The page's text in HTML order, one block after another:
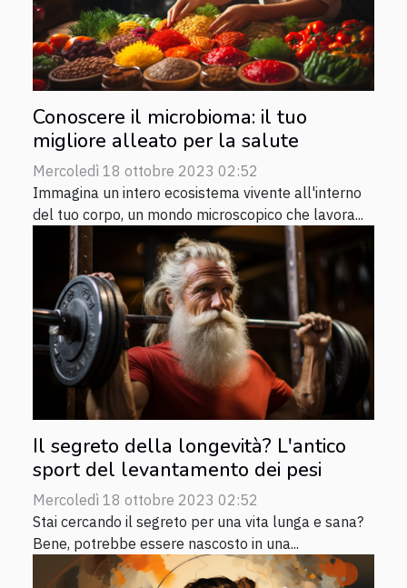
Conoscere il microbioma: il tuo
migliore alleato per la salute
Mercoledì 18 ottobre 2023 02:52
Immagina un intero ecosistema vivente all'interno
del tuo corpo, un mondo microscopico che lavora...
Il segreto della longevità? L'antico
sport del levantamento dei pesi
Mercoledì 18 ottobre 2023 02:52
Stai cercando il segreto per una vita lunga e sana?
Bene, potrebbe essere nascosto in una...